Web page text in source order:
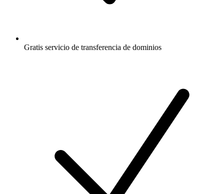
Gratis servicio de transferencia de dominios